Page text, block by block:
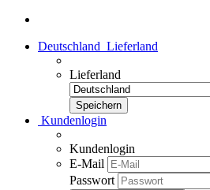
Deutschland Lieferland
Lieferland
Kundenlogin
Kundenlogin
E-Mail
Passwort